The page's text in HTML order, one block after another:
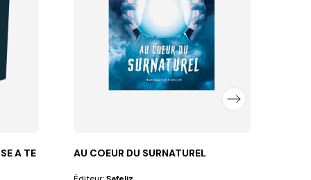
A TE DIRE AU COEUR DU SURNATUREL